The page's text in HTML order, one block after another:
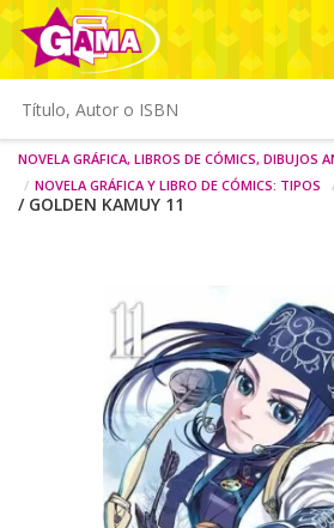
Novela gráfica, libros de cómics, dibujos
Novela gráfica y libro de cómics: tipos
/ GOLDEN KAMUY 11